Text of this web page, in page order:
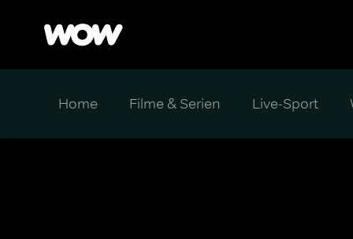
Home Filme & Serien Live-Sport